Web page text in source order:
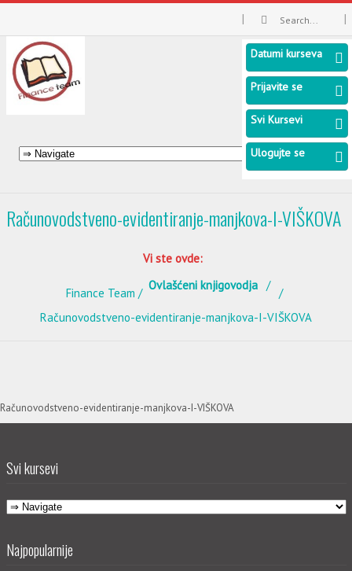
Računovodstveno-evidentiranje-manjkova-I-VIŠKOVA
Vi ste ovde:
Finance Team
Ovlašćeni knjigovodja
Računovodstveno-evidentiranje-manjkova-I-VIŠKOVA
Računovodstveno-evidentiranje-manjkova-I-VIŠKOVA
Svi kursevi
Najpopularnije
Datumi kurseva
Prijavite se
Svi Kursevi
Ulogujte se